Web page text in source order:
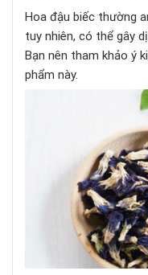
Hoa đậu biếc thường
tuy nhiên, có thể gây
Bạn nên tham khảo ý
phẩm này.